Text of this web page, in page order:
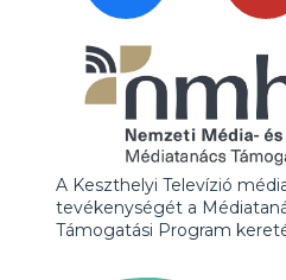
A Keszthelyi Televízió
tevékenységét a
Támogatási Program